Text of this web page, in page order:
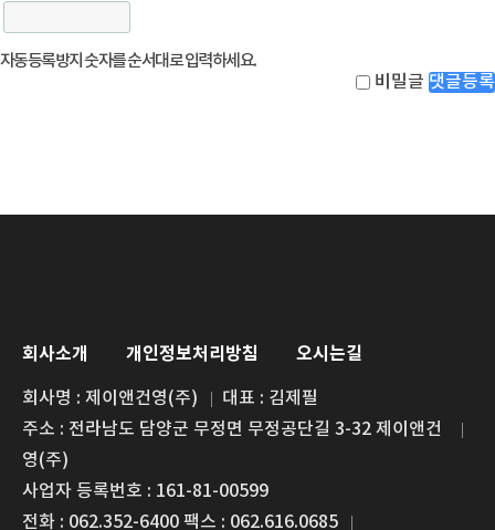
자동등록방지 숫자를 순서대로 입력하세요.
비밀글 댓글등록
회사소개 개인정보처리방침 오시는길
회사명 : 제이앤건영(주)
대표 : 김제필
주소 : 전라남도 담양군 무정면 무정공단길 3-32 제이앤건
영(주)
사업자 등록번호 : 161-81-00599
전화 : 062.352-6400 팩스 : 062.616.0685